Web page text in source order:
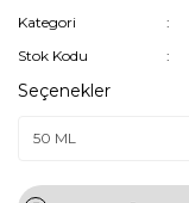
Kategori
Stok Kodu
Seçenekler